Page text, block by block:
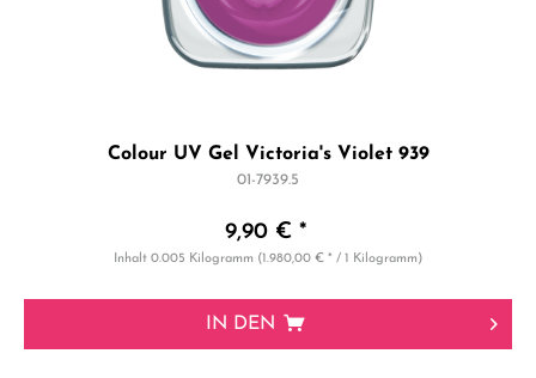
Colour UV Gel Victoria's Violet 939
01-7939.5
9,90 € *
Inhalt0.005 Kilogramm (1.980,00 € * / 1 Kilogramm)
IN DEN